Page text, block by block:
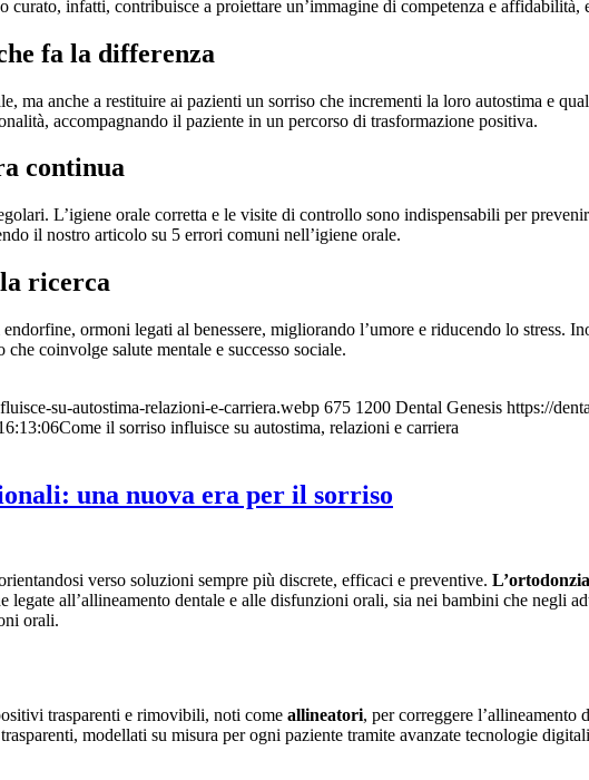
infatti, contribuisce a proiettare un’immagine di competenza e affidabilità,
fa la differenza
ma anche a restituire ai pazienti un sorriso che incrementi la loro autostima e
accompagnando il paziente in un percorso di trasformazione positiva.
continua
L’igiene orale corretta e le visite di controllo sono indispensabili per
il nostro articolo su 5 errori comuni nell’igiene orale.
ricerca
ormoni legati al benessere, migliorando l’umore e riducendo lo stress.
coinvolge salute mentale e successo sociale.
su-autostima-relazioni-e-carriera.webp 675 1200 Dental Genesis https://
Come il sorriso influisce su autostima, relazioni e carriera
una nuova era per il sorriso
verso soluzioni sempre più discrete, efficaci e preventive.
all’allineamento dentale e alle disfunzioni orali, sia nei bambini che negli
orali.
trasparenti e rimovibili, noti come allineatori, per correggere
modellati su misura per ogni paziente tramite avanzate tecnologie